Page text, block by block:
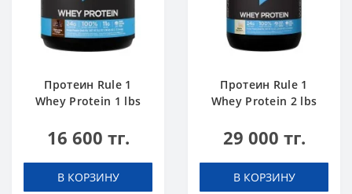
Протеин Rule 1
Whey Protein 1 lbs
16 600 тг.
В КОРЗИНУ
Протеин Rule 1
Whey Protein 2 lbs
Мороженое
29 000 тг.
В КОРЗИНУ